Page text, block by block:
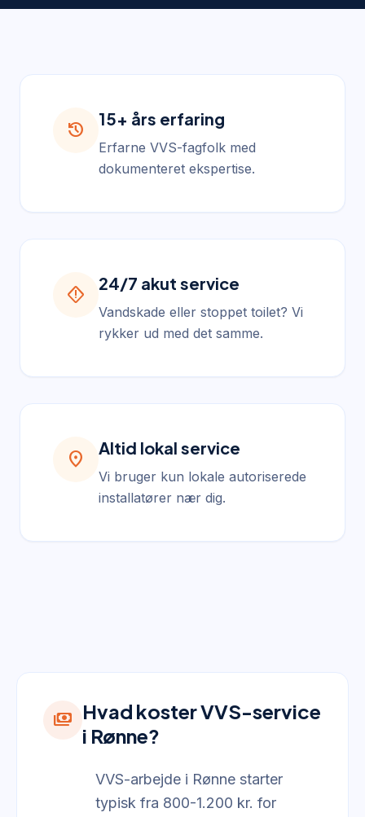
history
15+ års erfaring
Erfarne VVS-fagfolk med
dokumenteret ekspertise.
emergency_home
24/7 akut service
Vandskade eller stoppet toilet? Vi
rykker ud med det samme.
location_on
Altid lokal service
Vi bruger kun lokale autoriserede
installatører nær dig.
payments Hvad koster VVS-service
i Rønne?
VVS-arbejde i Rønne starter
typisk fra 800-1.200 kr. for